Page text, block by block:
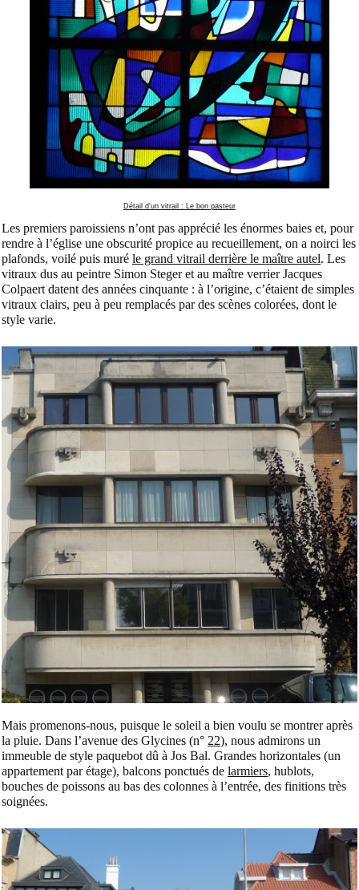
Détail d'un vitrail : Le bon pasteur
Les premiers paroissiens n’ont pas apprécié les énormes baies et, pour
rendre à l’église une obscurité propice au recueillement, on a noirci les
plafonds, voilé puis muré le grand vitrail derrière le maître autel. Les
vitraux dus au peintre Simon Steger et au maître verrier Jacques
Colpaert datent des années cinquante : à l’origine, c’étaient de simples
vitraux clairs, peu à peu remplacés par des scènes colorées, dont le
style varie.
Mais promenons-nous, puisque le soleil a bien voulu se montrer après
la pluie. Dans l’avenue des Glycines (n° 22), nous admirons un
immeuble de style paquebot dû à Jos Bal. Grandes horizontales (un
appartement par étage), balcons ponctués de larmiers, hublots,
bouches de poissons au bas des colonnes à l’entrée, des finitions très
soignées.